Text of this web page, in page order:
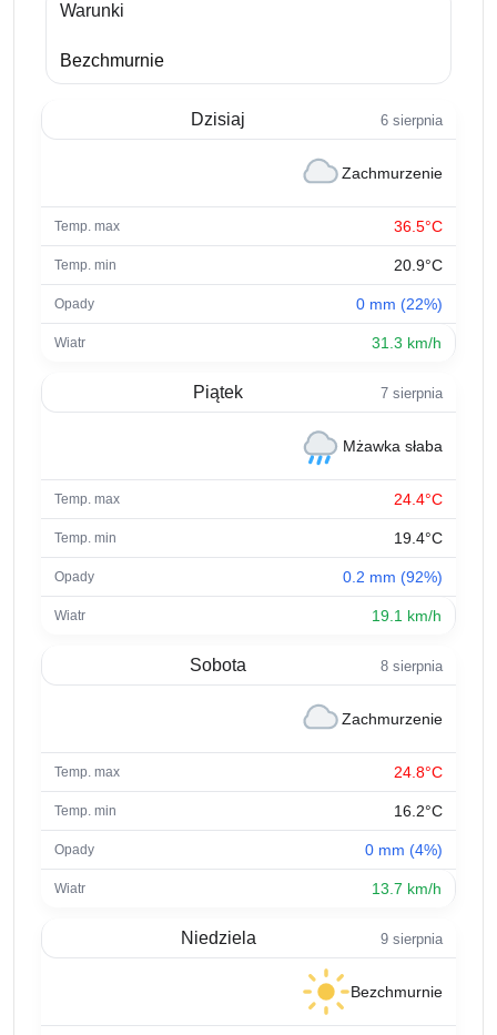
Warunki
Bezchmurnie
Dzisiaj 6 sierpnia
Zachmurzenie
36.5°C
20.9°C
0 mm (22%)
31.3 km/h
Piątek 7 sierpnia
Mżawka słaba
24.4°C
19.4°C
0.2 mm (92%)
19.1 km/h
Sobota 8 sierpnia
Zachmurzenie
24.8°C
16.2°C
0 mm (4%)
13.7 km/h
Niedziela 9 sierpnia
Bezchmurnie